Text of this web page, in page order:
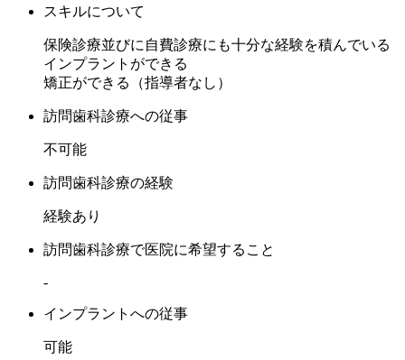
スキルについて
保険診療並びに自費診療にも十分な経験を積んでいる
インプラントができる
矯正ができる（指導者なし）
訪問歯科診療への従事
不可能
訪問歯科診療の経験
経験あり
訪問歯科診療で医院に希望すること
-
インプラントへの従事
可能